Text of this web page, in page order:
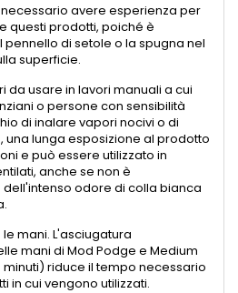
necessario avere esperienza per
questi prodotti, poiché è
di setole o la spugna nel
superficie.
da usare in lavori manuali a cui
o persone con sensibilità
di inalare vapori nocivi o di
una lunga esposizione al prodotto
e può essere utilizzato in
anche se non è
odore di colla bianca
mani. L'asciugatura
mani di Mod Podge e Medium
riduce il tempo necessario
in cui vengono utilizzati.